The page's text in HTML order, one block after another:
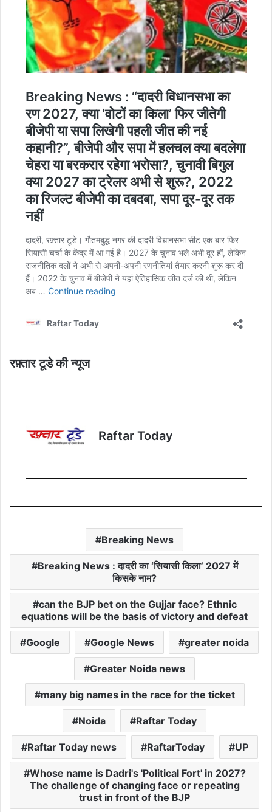
रफ़्तार टूडे की न्यूज
Raftar Today
Breaking News
Breaking News : दादरी का ‘सियासी किला’ 2027 में
किसके नाम?
can the BJP bet on the Gujjar face? Ethnic
equations will be the basis of victory and defeat
Google Google News greater noida
Greater Noida news
many big names in the race for the ticket
Noida Raftar Today
Raftar Today news RaftarToday UP
Whose name is Dadri's 'Political Fort' in 2027?
The challenge of changing face or repeating
trust in front of the BJP